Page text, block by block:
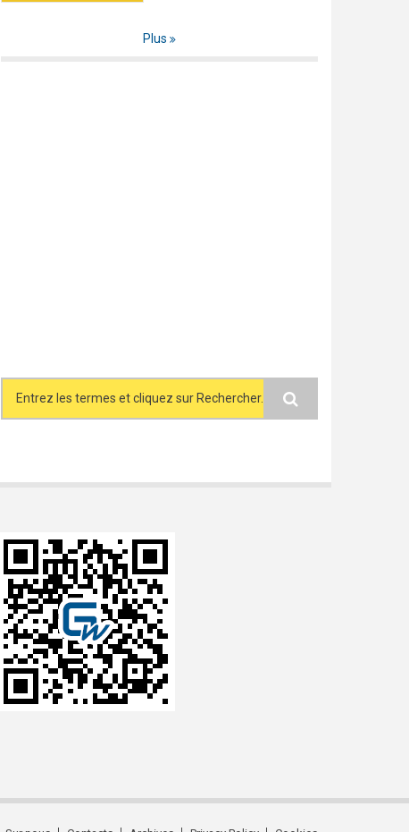
Plus
Search form